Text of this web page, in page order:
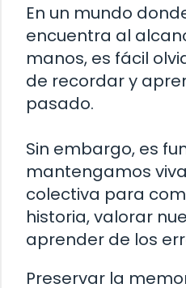
En un mundo
encuentra al
manos, es fácil
de recordar y
pasado.
Sin embargo, es
mantengamos
colectiva para
historia, valorar
aprender de los
Preservar la